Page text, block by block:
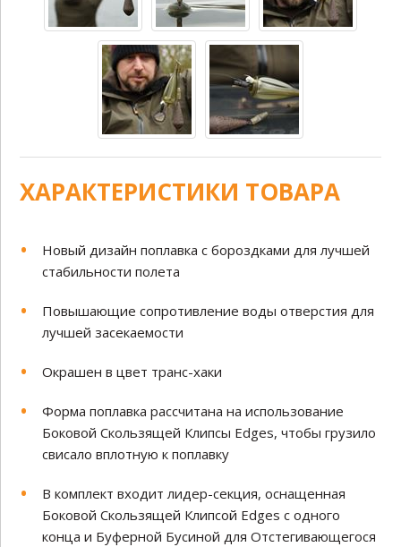
ХАРАКТЕРИСТИКИ ТОВАРА
Новый дизайн поплавка с бороздками для лучшей
стабильности полета
Повышающие сопротивление воды отверстия для
лучшей засекаемости
Окрашен в цвет транс-хаки
Форма поплавка рассчитана на использование
Боковой Скользящей Клипсы Edges, чтобы грузило
свисало вплотную к поплавку
В комплект входит лидер-секция, оснащенная
Боковой Скользящей Клипсой Edges с одного
конца и Буферной Бусиной для Отстегивающегося